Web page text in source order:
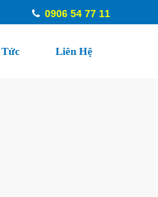
ĐỊNH, HIỆU CHUẨN
0906 54 77 11
Liên Hệ